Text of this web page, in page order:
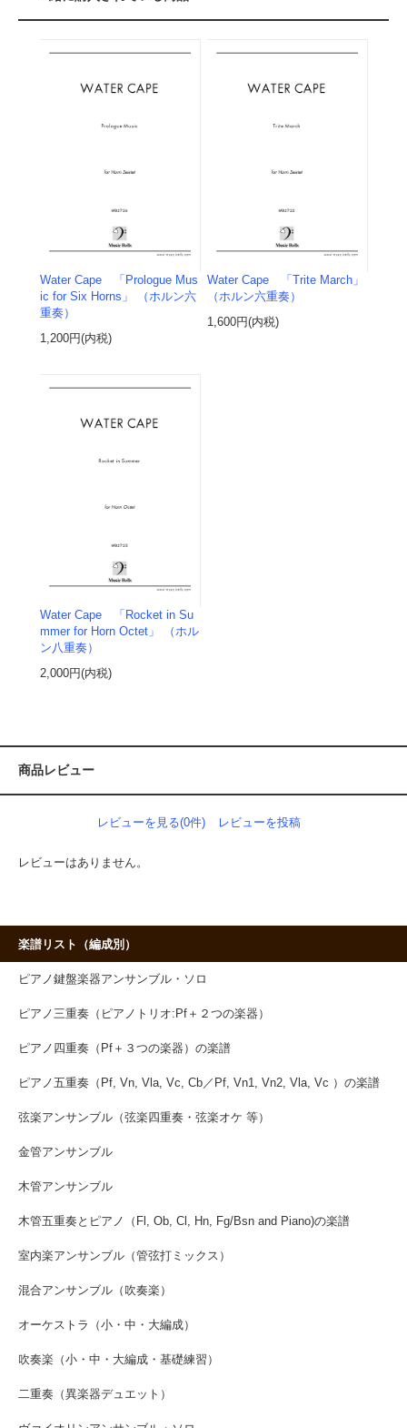
Water Cape 「Prologue Mus
ic for Six Horns」 （ホルン六
重奏）
1,200円(内税)
Water Cape 「Trite March」
（ホルン六重奏）
1,600円(内税)
Water Cape 「Rocket in Su
mmer for Horn Octet」 （ホル
ン八重奏）
2,000円(内税)
商品レビュー
レビューを見る(0件) レビューを投稿
レビューはありません。
楽譜リスト（編成別）
ピアノ鍵盤楽器アンサンブル・ソロ
ピアノ三重奏（ピアノトリオ:Pf＋２つの楽器）
ピアノ四重奏（Pf＋３つの楽器）の楽譜
ピアノ五重奏（Pf, Vn, Vla, Vc, Cb／Pf, Vn1, Vn2, Vla, Vc ）の楽譜
弦楽アンサンブル（弦楽四重奏・弦楽オケ 等）
金管アンサンブル
木管アンサンブル
木管五重奏とピアノ（Fl, Ob, Cl, Hn, Fg/Bsn and Piano)の楽譜
室内楽アンサンブル（管弦打ミックス）
混合アンサンブル（吹奏楽）
オーケストラ（小・中・大編成）
吹奏楽（小・中・大編成・基礎練習）
二重奏（異楽器デュエット）